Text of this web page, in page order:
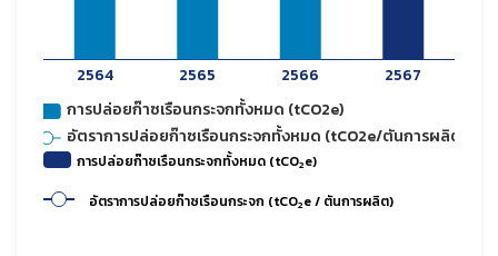
การปล่อยก๊าซเรือนกระจกทั้งหมด (tCO2e)
อัตราการปล่อยก๊าซเรือนกระจก (tCO2e / ตันการผลิต)